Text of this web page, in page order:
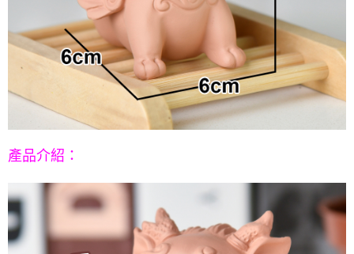
權轉讓予恩沛科技股份有限公司。
２．關於個人資料處理事宜，請瀏覽以下網址：
https://aftee.tw/terms/#terms3
３．未成年的使用者請事先徵得法定代理人或監護人之同意方可使用
「AFTEE先享後付」，若未經同意申辦者引起之損失，本公司不負相關責
４．使用「AFTEE先享後付」時，將依據個別帳號之用戶狀況，依本公司即
時審查核予不同之上限額度；若仍有額度不足之情形，本公司將視審查結果
請求用戶進行身份認證。
恩沛科技股份有限公司將有權停止該用戶之使用額度並採取法律行動。
產品介紹 ：